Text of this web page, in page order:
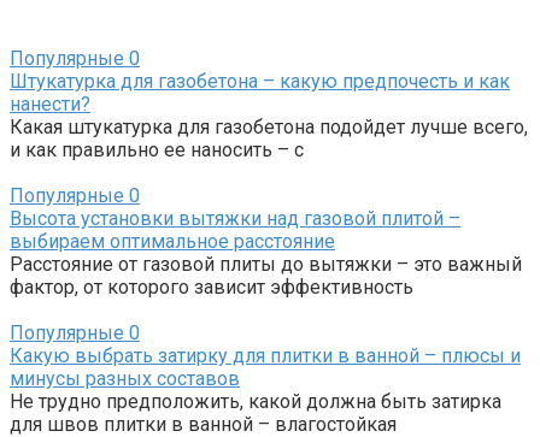
Популярные 0
Штукатурка для газобетона – какую предпочесть и как
нанести?
Какая штукатурка для газобетона подойдет лучше всего,
и как правильно ее наносить – с
Популярные 0
Высота установки вытяжки над газовой плитой –
выбираем оптимальное расстояние
Расстояние от газовой плиты до вытяжки – это важный
фактор, от которого зависит эффективность
Популярные 0
Какую выбрать затирку для плитки в ванной – плюсы и
минусы разных составов
Не трудно предположить, какой должна быть затирка
для швов плитки в ванной – влагостойкая